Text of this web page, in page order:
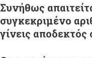
Συνήθως
συγκεκριμένο
γίνεις